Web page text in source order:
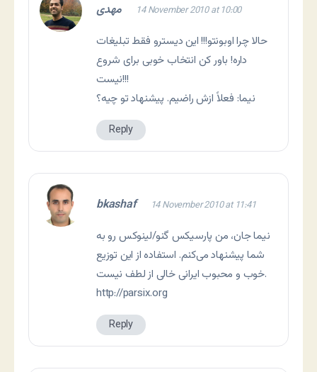
مهدی 14 November 2010 at 10:00
حالا چرا اوبونتو!!! این دیسترو فقط تبلیغات
داره! باور کن انتخاب خوبی برای شروع
نیست!!!
نیما: فعلاً ازش راضیم. پیشنهاد تو چیه؟
Reply
bkashaf 14 November 2010 at 11:41
نیما جان، من پارسیکس گنو/لینوکس رو به
شما پیشنهاد می‌کنم. استفاده از این توزیع
خوب و محبوب ایرانی خالی از لطف نیست.
http://parsix.org
Reply